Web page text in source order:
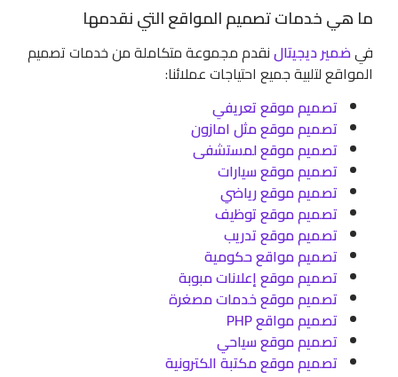
ما هي خدمات تصميم المواقع التي نقدمها
فيضمير ديجيتالنقدم مجموعة متكاملة من خدمات تصميم
المواقع لتلبية جميع احتياجات عملائنا:
تصميم موقع تعريفي
تصميم موقع مثل امازون
تصميم موقع لمستشفى
تصميم موقع سيارات
تصميم موقع رياضي
تصميم موقع توظيف
تصميم موقع تدريب
تصميم مواقع حكومية
تصميم موقع إعلانات مبوبة
تصميم موقع خدمات مصغرة
تصميم مواقع PHP
تصميم موقع سياحي
تصميم موقع مكتبة الكترونية